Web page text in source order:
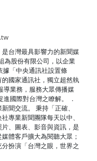
台灣最具影響力的新聞媒
為股份有限公司，以企業
「中央通訊社設置條
國家通訊社，獨立超然執
導業務，服務大眾傳播媒
國際對台灣之瞭解。 ．
聞交流。 秉持「正確、
專業新聞團隊每天以中、
、圖表、影音與資訊，是
體客戶擴大為閱聽大眾；
扮演「台灣之眼，世界之